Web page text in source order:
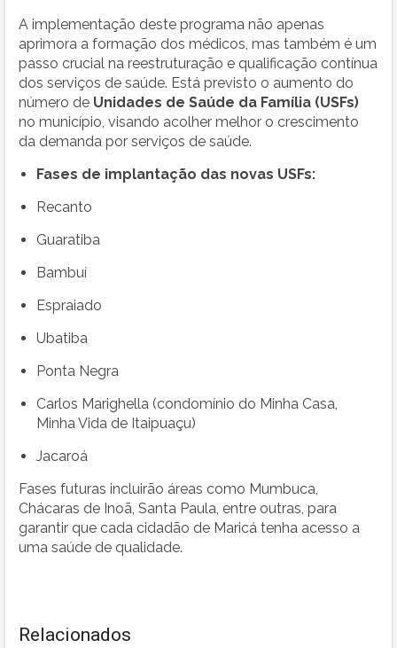
A implementação deste programa não apenas
aprimora a formação dos médicos, mas também é um
passo crucial na reestruturação e qualificação contínua
dos serviços de saúde. Está previsto o aumento do
número de Unidades de Saúde da Família (USFs)
no município, visando acolher melhor o crescimento
da demanda por serviços de saúde.
Fases de implantação das novas USFs:
Recanto
Guaratiba
Bambuí
Espraiado
Ubatiba
Ponta Negra
Carlos Marighella (condomínio do Minha Casa,
Minha Vida de Itaipuaçu)
Jacaroá
Fases futuras incluirão áreas como Mumbuca,
Chácaras de Inoã, Santa Paula, entre outras, para
garantir que cada cidadão de Maricá tenha acesso a
uma saúde de qualidade.
Relacionados